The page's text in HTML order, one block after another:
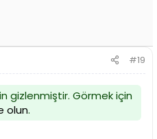
#19
gizlenmiştir. Görmek için
olun.